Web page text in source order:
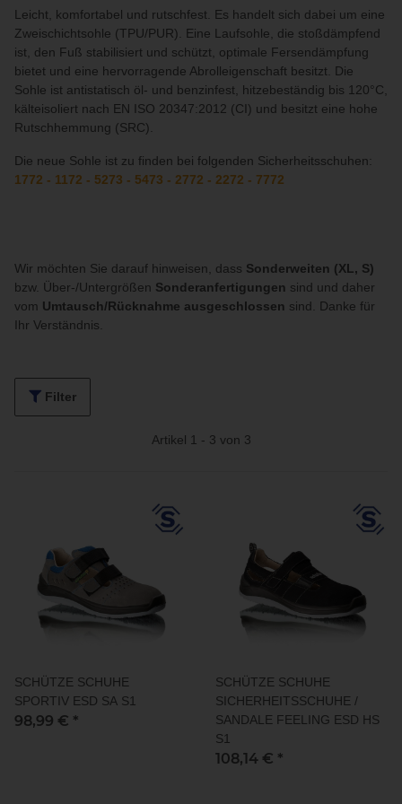
Leicht, komfortabel und rutschfest. Es handelt sich dabei um eine
Zweischichtsohle (TPU/PUR). Eine Laufsohle, die stoßdämpfend
ist, den Fuß stabilisiert und schützt, optimale Fersendämpfung
bietet und eine hervorragende Abrolleigenschaft besitzt. Die
Sohle ist antistatisch öl- und benzinfest, hitzebeständig bis 120°C,
kälteisoliert nach EN ISO 20347:2012 (CI) und besitzt eine hohe
Rutschhemmung (SRC).
Die neue Sohle ist zu finden bei folgenden Sicherheitsschuhen:
1772 - 1172 - 5273 - 5473 - 2772 - 2272 - 7772
Wir möchten Sie darauf hinweisen, dass Sonderweiten (XL, S)
bzw. Über-/Untergrößen Sonderanfertigungen sind und daher
vom Umtausch/Rücknahme ausgeschlossen sind. Danke für
Ihr Verständnis.
Filter
Artikel 1 - 3 von 3
SCHÜTZE SCHUHE
SPORTIV ESD SA S1
98,99 € *
SCHÜTZE SCHUHE
SICHERHEITSSCHUHE /
SANDALE FEELING ESD HS
S1
108,14 € *